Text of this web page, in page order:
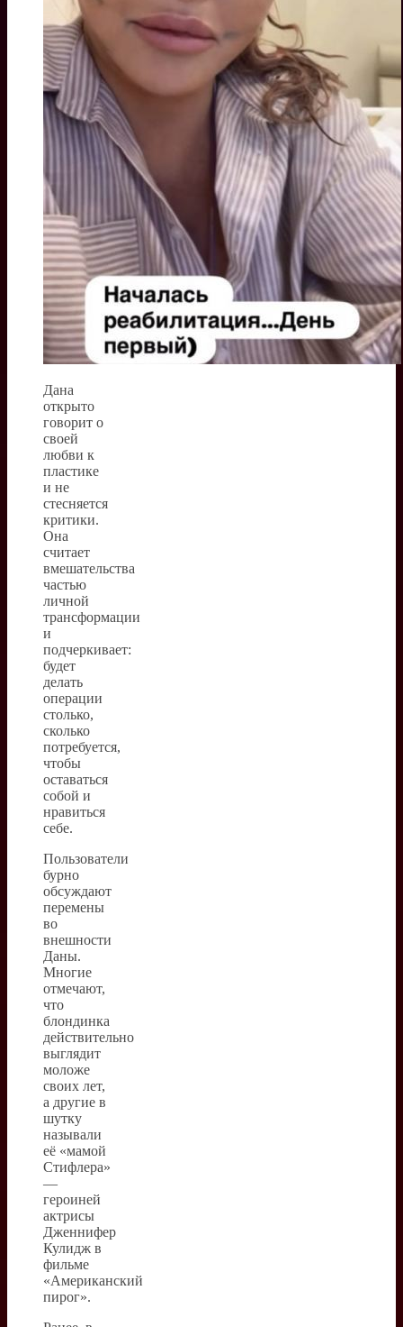
Дана
открыто
говорит о
своей
любви к
пластике
и не
стесняется
критики.
Она
считает
вмешательства
частью
личной
трансформации
и
подчеркивает:
будет
делать
операции
столько,
сколько
потребуется,
чтобы
оставаться
собой и
нравиться
себе.
Пользователи
бурно
обсуждают
перемены
во
внешности
Даны.
Многие
отмечают,
что
блондинка
действительно
выглядит
моложе
своих лет,
а другие в
шутку
называли
её «мамой
Стифлера»
—
героиней
актрисы
Дженнифер
Кулидж в
фильме
«Американский
пирог».